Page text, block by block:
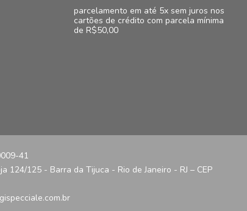
parcelamento em até 5x sem juros nos
cartões de crédito com parcela mínima
de R$50,00
41
124/125 - Barra da Tijuca - Rio de Janeiro - RJ – CEP